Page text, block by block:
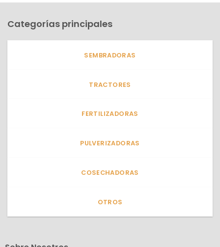
Categorías principales
SEMBRADORAS
TRACTORES
FERTILIZADORAS
PULVERIZADORAS
COSECHADORAS
OTROS